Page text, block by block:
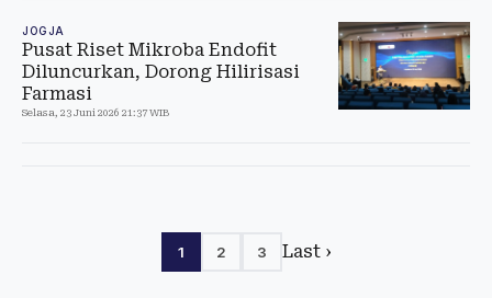
JOGJA
Pusat Riset Mikroba Endofit
Diluncurkan, Dorong Hilirisasi
Farmasi
Selasa, 23 Juni 2026 21:37 WIB
1 2 3 Last ›